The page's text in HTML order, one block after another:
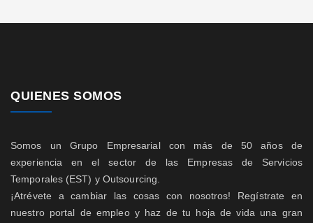
QUIENES SOMOS
Somos un Grupo Empresarial con más de 50 años de
experiencia en el sector de las Empresas de Servicios
Temporales (EST) y Outsourcing.
¡Atrévete a cambiar las cosas con nosotros! Regístrate en
nuestro portal de empleo y haz de tu hoja de vida una gran